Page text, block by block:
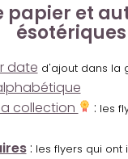
papier et
ésotériques
date d'ajout dans la
collection : les
: les flyers qui ont